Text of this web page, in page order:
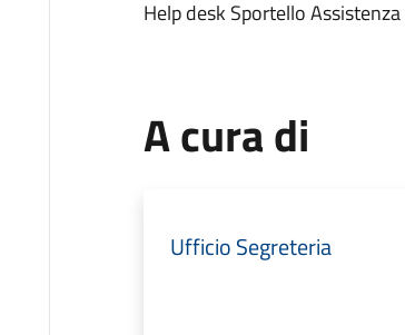
Help desk Sportello
A cura di
Ufficio Segreteria